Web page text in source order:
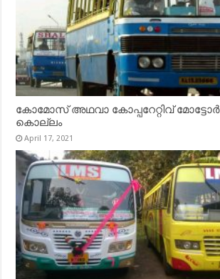
കോമോസ് അഥവാ കോപ്പറേറ്റിവ്
കൊല്ലം
April 17, 2021